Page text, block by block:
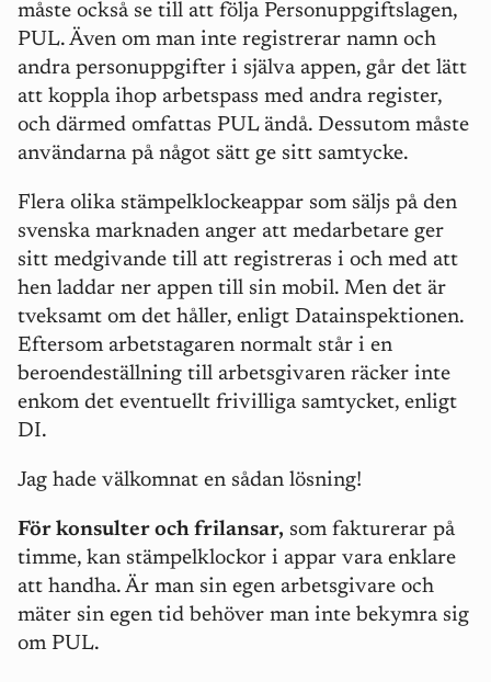
måste också se till att följa Personuppgiftslagen,
PUL. Även om man inte registrerar namn och
andra personuppgifter i själva appen, går det lätt
att koppla ihop arbetspass med andra register,
och därmed omfattas PUL ändå. Dessutom måste
användarna på något sätt ge sitt samtycke.
Flera olika stämpelklockeappar som säljs på den
svenska marknaden anger att medarbetare ger
sitt medgivande till att registreras i och med att
hen laddar ner appen till sin mobil. Men det är
tveksamt om det håller, enligt Datainspektionen.
Eftersom arbetstagaren normalt står i en
beroendeställning till arbetsgivaren räcker inte
enkom det eventuellt frivilliga samtycket, enligt
DI.
Jag hade välkomnat en sådan lösning!
För konsulter och frilansar, som fakturerar på
timme, kan stämpelklockor i appar vara enklare
att handha. Är man sin egen arbetsgivare och
mäter sin egen tid behöver man inte bekymra sig
om PUL.